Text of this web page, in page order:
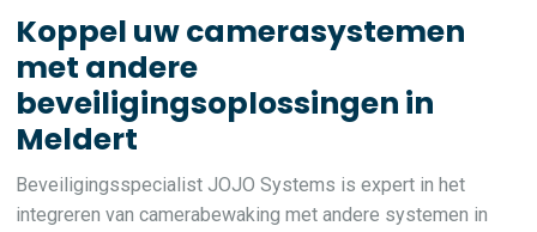
Koppel uw camerasystemen
met andere
beveiligingsoplossingen in
Meldert
Beveiligingsspecialist JOJO Systems is expert in het
integreren van camerabewaking met andere systemen in